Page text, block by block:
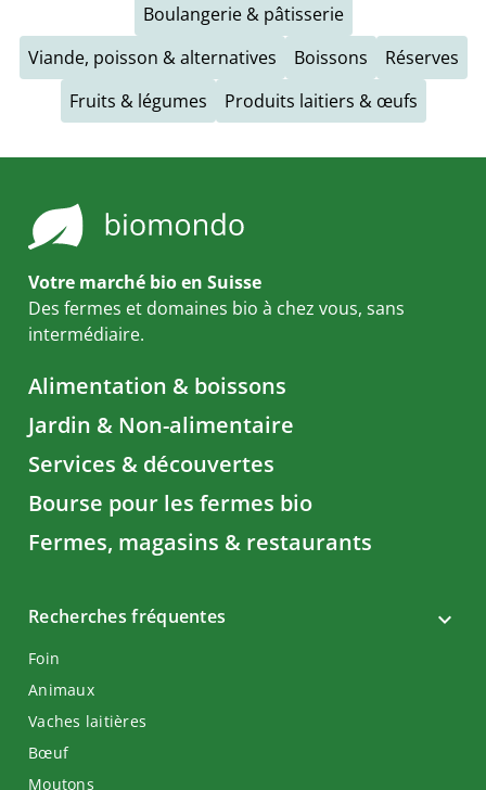
Boulangerie & pâtisserie
Viande, poisson & alternatives
Boissons
Réserves
Fruits & légumes
Produits laitiers & œufs
Votre marché bio en Suisse
Des fermes et domaines bio à chez vous, sans
intermédiaire.
Alimentation & boissons
Jardin & Non-alimentaire
Services & découvertes
Bourse pour les fermes bio
Fermes, magasins & restaurants
Recherches fréquentes
Foin
Animaux
Vaches laitières
Bœuf
Moutons